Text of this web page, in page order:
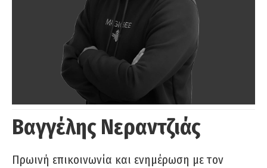
Βαγγέλης Νεραντζιάς
Πρωινή επικοινωνία και ενημέρωση με τον